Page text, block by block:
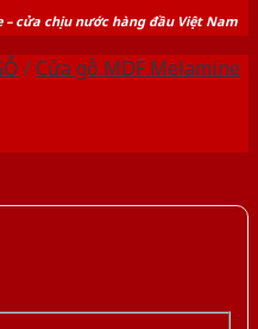
cửa chịu nước hàng đầu Việt Nam
/Cửa gỗ MDF Melamine